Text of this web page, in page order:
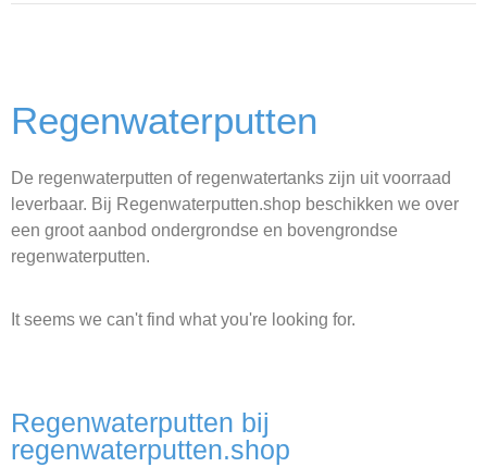
Regenwaterputten
De regenwaterputten of regenwatertanks zijn uit voorraad
leverbaar. Bij Regenwaterputten.shop beschikken we over
een groot aanbod ondergrondse en bovengrondse
regenwaterputten.
It seems we can't find what you're looking for.
Regenwaterputten bij
regenwaterputten.shop